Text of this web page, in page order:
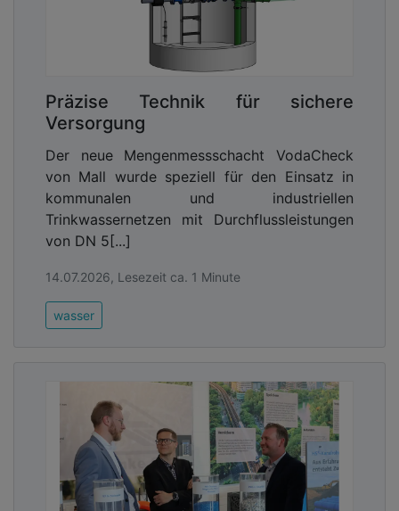
Präzise Technik für sichere
Versorgung
Der neue Mengenmessschacht VodaCheck
von Mall wurde speziell für den Einsatz in
kommunalen und industriellen
Trinkwassernetzen mit Durchflussleistungen
von DN 5[...]
14.07.2026, Lesezeit ca. 1 Minute
wasser